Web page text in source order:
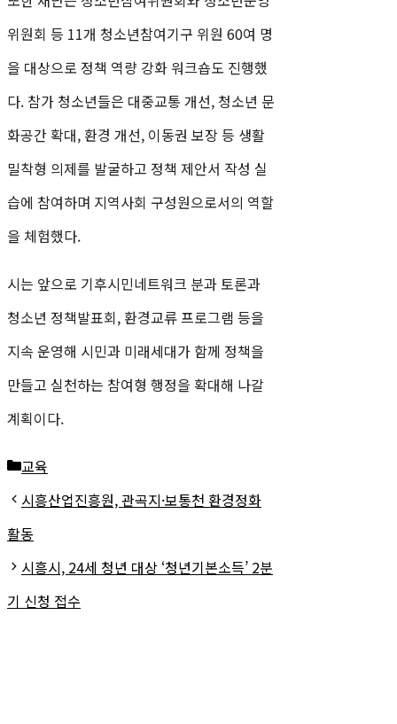
위원회 등 11개 청소년참여기구 위원 60여 명
을 대상으로 정책 역량 강화 워크숍도 진행했
다. 참가 청소년들은 대중교통 개선, 청소년 문
화공간 확대, 환경 개선, 이동권 보장 등 생활
밀착형 의제를 발굴하고 정책 제안서 작성 실
습에 참여하며 지역사회 구성원으로서의 역할
을 체험했다.
시는 앞으로 기후시민네트워크 분과 토론과
청소년 정책발표회, 환경교류 프로그램 등을
지속 운영해 시민과 미래세대가 함께 정책을
만들고 실천하는 참여형 행정을 확대해 나갈
계획이다.
카
테
고
리
교육
시흥산업진흥원, 관곡지·보통천 환경정화
활동
시흥시, 24세 청년 대상 ‘청년기본소득’ 2분
기 신청 접수